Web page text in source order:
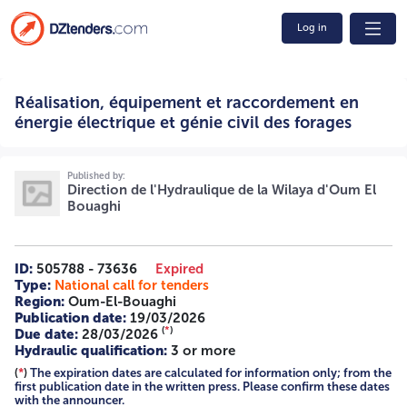
Log in
électrique et génie civil des forages 10/2026 2625002866
RÉPUBLIQUE ALGÉRIENNE DÉMOCRATIQUE ET POPULAIRE
Wilaya d'OUMEL BOUAGHI DIRECTION DE
D'APPEL D'OFFRES OUVERT APRES INFructuosité Avec
exigence de capacites minimales Le Direction de
l'hydraulique de la Wilaya d'OUM EL BOUAGHI lance un
RACCORDEMENT EN ENERGIE ELECTRIQUE ET GÉNIE CIVIL
DES FORAGES POUR LES COMMUNES : AIN MLILA, AIN
ZITOUNE, SIGUS ET BLELLA. DESIGNATION CONDITIONS
DE PARTICIPATION ET D'ELIGIBILITE OBSERVATION L'objet
: LOT 04 : Équipement et génie civil du forage FJI bis
commune Ain Zitoune. L'avis d'appel d'offre est ouvert aux
entreprises qualifiées à la categorie (tranche III (ii) et plus
ou équivalent du leriel (tranche III-11 et plus en
Réalisation, équipement et raccordement en
énergie électrique et génie civil des forages
Published by:
Direction de l'Hydraulique de la Wilaya d'Oum El
Bouaghi
ID: 505788 - 73636
Expired
Type: National call for tenders
Region: Oum-El-Bouaghi
Publication date: 19/03/2026
Due date: 28/03/2026 (*)
Hydraulic qualification: 3 or more
(*) The expiration dates are calculated for information only; from the
first publication date in the written press. Please confirm these dates
with the announcer.